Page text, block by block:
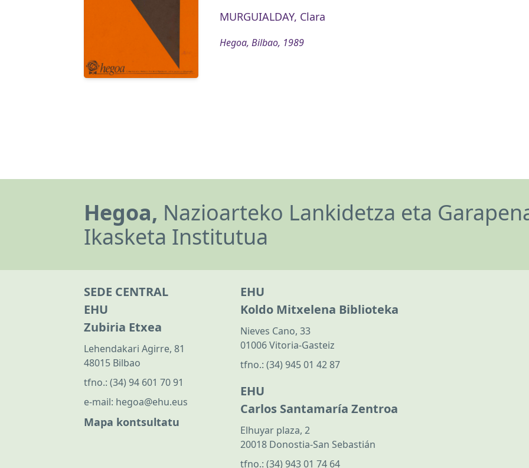
MURGUIALDAY, Clara
Hegoa, Bilbao, 1989
Hegoa, Nazioarteko Lankidetza eta
Ikasketa Institutua
SEDE CENTRAL
EHU
Zubiria Etxea
Lehendakari Agirre, 81
48015 Bilbao
tfno.: (34) 94 601 70 91
e-mail: hegoa@ehu.eus
Mapa kontsultatu
EHU
Koldo Mitxelena Biblioteka
Nieves Cano, 33
01006 Vitoria-Gasteiz
tfno.: (34) 945 01 42 87
EHU
Carlos Santamaría Zentroa
Elhuyar plaza, 2
20018 Donostia-San Sebastián
tfno.: (34) 943 01 74 64